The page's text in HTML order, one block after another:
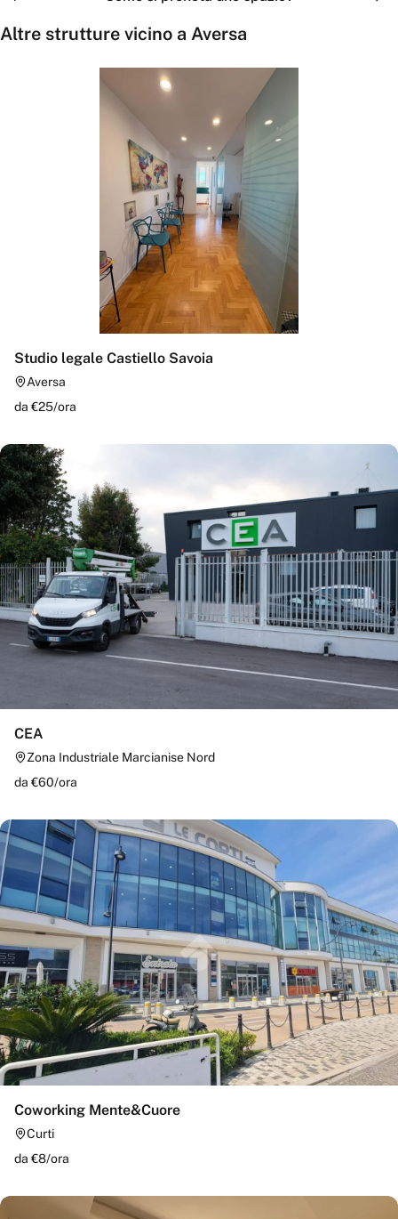
Altre strutture vicino a Aversa
Studio legale Castiello Savoia
Aversa
da €25/ora
CEA
Zona Industriale Marcianise Nord
da €60/ora
Coworking Mente&Cuore
Curti
da €8/ora